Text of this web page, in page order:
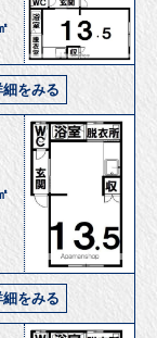
細をみる
細をみる